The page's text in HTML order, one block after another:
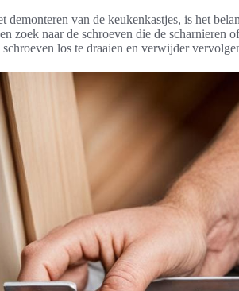
demonteren van de keukenkastjes, is het
zoek naar de schroeven die de scharnieren
schroeven los te draaien en verwijder